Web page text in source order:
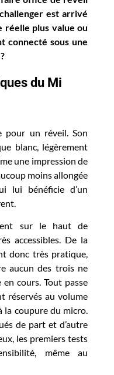
est arrivé
réelle plus value ou
connecté sous une
du Mi
pour un réveil. Son
blanc, légèrement
une impression de
moins allongée
lui bénéficie d’un
sur le haut de
accessibles. De la
donc très pratique,
aucun des trois ne
cours. Tout passe
réservés au volume
coupure du micro.
de part et d’autre
les premiers tests
même au